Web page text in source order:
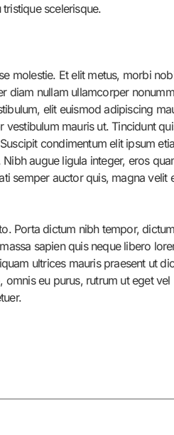
scelerisque.
molestie. Et elit metus, morbi
diam nullam ullamcorper
elit euismod adipiscing
mauris ut. Tincidunt
condimentum elit ipsum
augue ligula integer, eros
semper auctor quis, magna velit
Porta dictum nibh tempor,
sapien quis neque libero
ultrices mauris praesent ut
eu purus, rutrum ut eget vel